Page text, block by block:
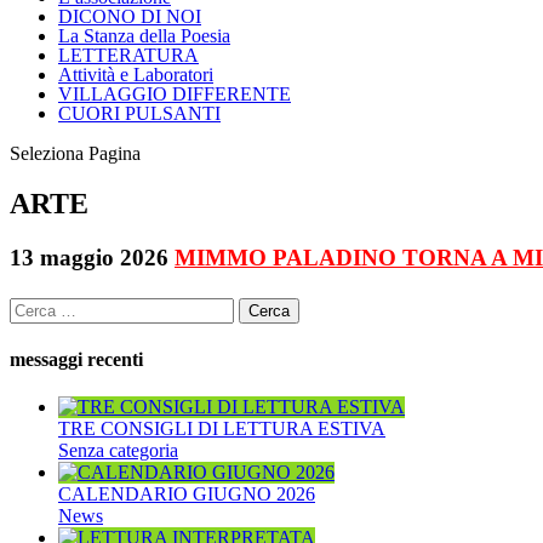
DICONO DI NOI
La Stanza della Poesia
LETTERATURA
Attività e Laboratori
VILLAGGIO DIFFERENTE
CUORI PULSANTI
Seleziona Pagina
ARTE
13 maggio 2026 MIMMO PALADINO TORNA A
Ricerca
per:
messaggi recenti
TRE CONSIGLI DI LETTURA ESTIVA
Senza categoria
CALENDARIO GIUGNO 2026
News